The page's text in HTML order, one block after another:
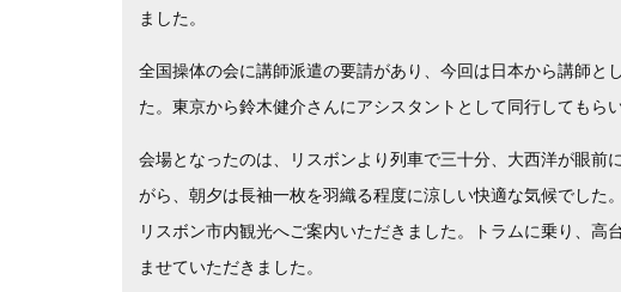
ました。
全国操体の会に講師派遣の要請があり、今回は日本から講師
た。東京から鈴木健介さんにアシスタントとして同行してもらい
会場となったのは、リスボンより列車で三十分、大西洋が眼
がら、朝夕は長袖一枚を羽織る程度に涼しい快適な気候でし
リスボン市内観光へご案内いただきました。トラムに乗り、
ませていただきました。